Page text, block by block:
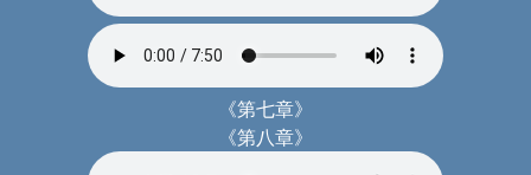
《第七章》
《第八章》